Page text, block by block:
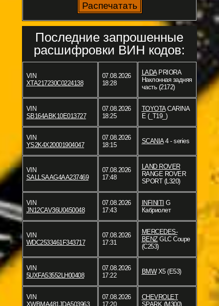
Последние запрошенные
расшифровки ВИН кодов:
VIN
XTA217230C0224138
07.08.2026
18:28
LADAPRIORA
Наклонная задняя
часть (2172)
VIN
SB164ABK10E013727
07.08.2026
18:25
TOYOTACARINA
E (_T19_)
VIN
YS2K4X20001904047
07.08.2026
18:15
SCANIA4 - series
VIN
SALLSAAG4AA237469
07.08.2026
17:48
LAND ROVER
RANGE ROVER
SPORT (L320)
VIN
JN12CAV36U0450048
07.08.2026
17:43
INFINITI G
Кабриолет
VIN
WDC2533461F343717
07.08.2026
17:31
MERCEDES-
BENZGLC Coupe
(C253)
VIN
5UXFA53552LH00408
07.08.2026
17:22
BMWX5 (E53)
VIN
XWBMA481JDA503963
07.08.2026
17:20
CHEVROLET
SPARK (M300)